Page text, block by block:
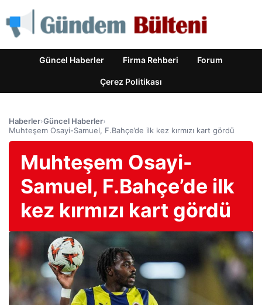
Güncel Haberler Firma Rehberi Forum
Çerez Politikası
Haberler›Güncel Haberler›
Muhteşem Osayi-Samuel, F.Bahçe’de ilk kez kırmızı kart gördü
Muhteşem Osayi-
Samuel, F.Bahçe’de ilk
kez kırmızı kart gördü